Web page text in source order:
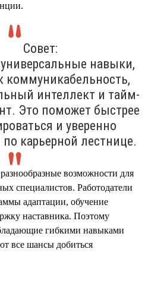
Совет:
навыки,
коммуникабельность,
интеллект и тайм-
Это поможет быстрее
и уверенно
по карьерной лестнице.
возможности для
специалистов. Работодатели
адаптации, обучение
наставника. Поэтому
гибкими навыками
все шансы добиться